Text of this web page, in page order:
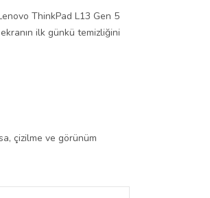
ThinkPad L13 Gen 5
ilk günkü temizliğini
çizilme ve görünüm